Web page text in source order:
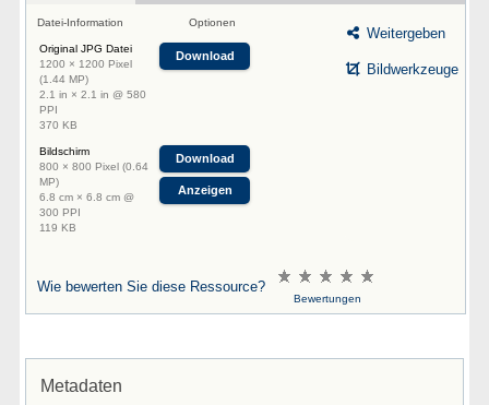
Datei-Information Optionen
Original JPG Datei
1200 × 1200 Pixel
(1.44 MP)
2.1 in × 2.1 in @ 580
PPI
370 KB
Download
Bildschirm
800 × 800 Pixel (0.64
MP)
6.8 cm × 6.8 cm @
300 PPI
119 KB
Download
Anzeigen
Weitergeben
Bildwerkzeuge
Wie bewerten Sie diese Ressource?
Bewertungen
Metadaten